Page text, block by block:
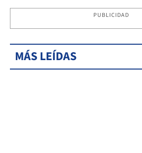
PUBLICIDAD
MÁS LEÍDAS